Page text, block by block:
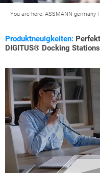
You are here: ASSMANN germany |
Produktneuigkeiten:
DIGITUS® Docking